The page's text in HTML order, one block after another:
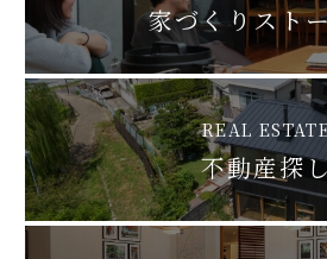
家づくりスト
REAL
不動産探